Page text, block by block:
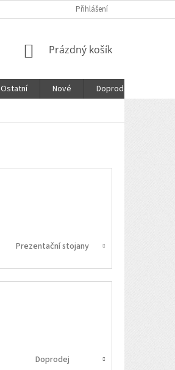
Přihlášení
NÁKUPNÍ
Prázdný košík
Ostatní Nové Doprodej
Prezentační stojany
Doprodej